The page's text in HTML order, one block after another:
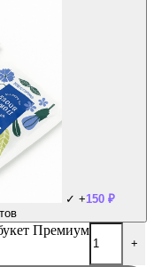
✓ +150 ₽
Премиум
+